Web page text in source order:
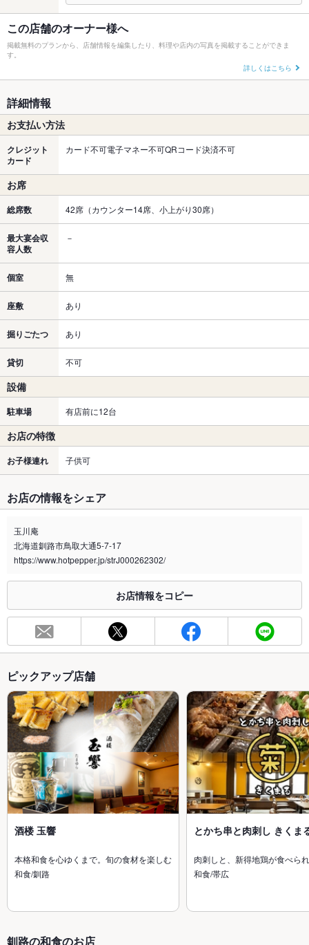
この店舗のオーナー様へ
掲載無料のプランから、店舗情報を編集したり、料理や店内の写真を掲載することができま
す。
詳しくはこちら
詳細情報
お支払い方法
クレジット
カード
カード不可電子マネー不可QRコード決済不可
お席
総席数 42席（カウンター14席、小上がり30席）
最大宴会収
容人数
－
個室 無
座敷 あり
掘りごたつ あり
貸切 不可
設備
駐車場 有店前に12台
お店の特徴
お子様連れ 子供可
お店の情報をシェア
玉川庵
北海道釧路市鳥取大通5-7-17
https://www.hotpepper.jp/strJ000262302/
お店情報をコピー
ピックアップ店舗
酒楼 玉響
本格和食を心ゆくまで。旬の食材を楽しむ
和食/釧路
とかち串と肉刺し きくま
肉刺しと、新得地鶏が食べら
和食/帯広
釧路の和食のお店